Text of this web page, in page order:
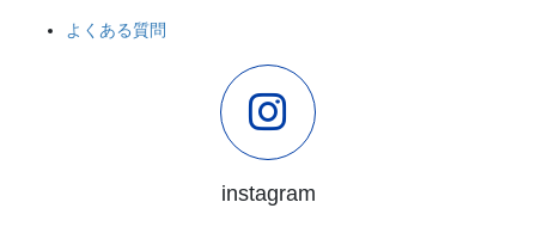
よくある質問
instagram